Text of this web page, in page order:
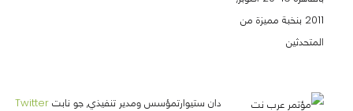
دان ستيوارتمؤسس ومدير تنفيذي, جو نابت Twitter